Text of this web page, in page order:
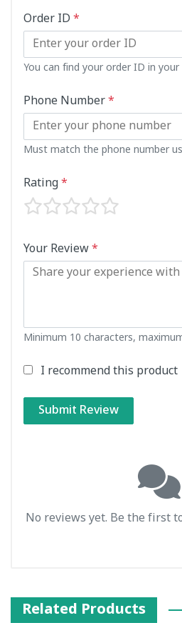
Order ID *
You can find your order ID in
Phone Number*
Must match the phone number
Rating*
Your Review*
Minimum 10 characters,
I recommend this product
Submit Review
No reviews yet. Be the first
Related Products